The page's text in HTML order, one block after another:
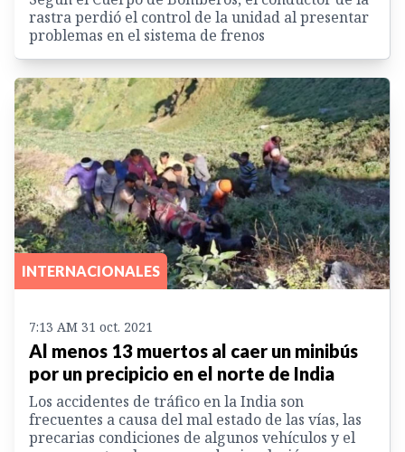
rastra perdió el control de la unidad al presentar
problemas en el sistema de frenos
INTERNACIONALES
7:13 AM 31 oct. 2021
Al menos 13 muertos al caer un minibús
por un precipicio en el norte de India
Los accidentes de tráfico en la India son
frecuentes a causa del mal estado de las vías, las
precarias condiciones de algunos vehículos y el